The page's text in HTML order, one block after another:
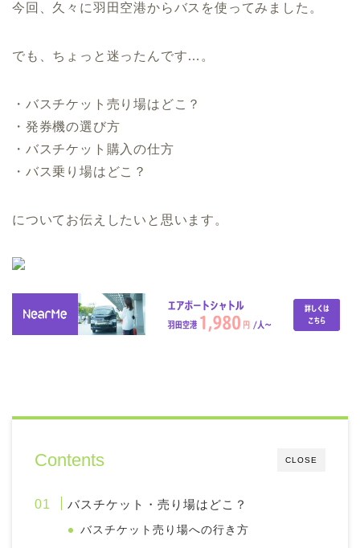
今回、久々に羽田空港からバスを使ってみました。
でも、ちょっと迷ったんです…。
・バスチケット売り場はどこ？
・発券機の選び方
・バスチケット購入の仕方
・バス乗り場はどこ？
についてお伝えしたいと思います。
CLOSE
Contents
バスチケット・売り場はどこ？
バスチケット売り場への行き方